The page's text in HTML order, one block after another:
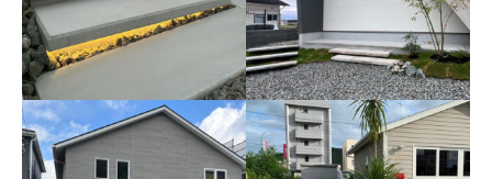
2026年3月 山口県光市
黒を基調としたかっよ
く、遊び心あるモダン外
構
2026年3月 熊本県荒尾市